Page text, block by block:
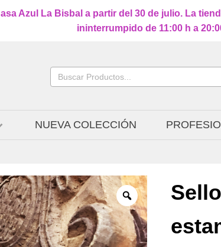
Azul La Bisbal a partir del 30 de julio. La
ininterrumpido de 11:00 h a
Buscar:
NUEVA COLECCIÓN